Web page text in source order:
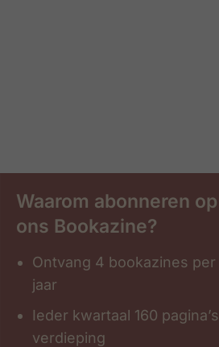
Waarom abonneren op
ons Bookazine?
Ontvang 4 bookazines per
jaar
Ieder kwartaal 160 pagina’s
verdieping